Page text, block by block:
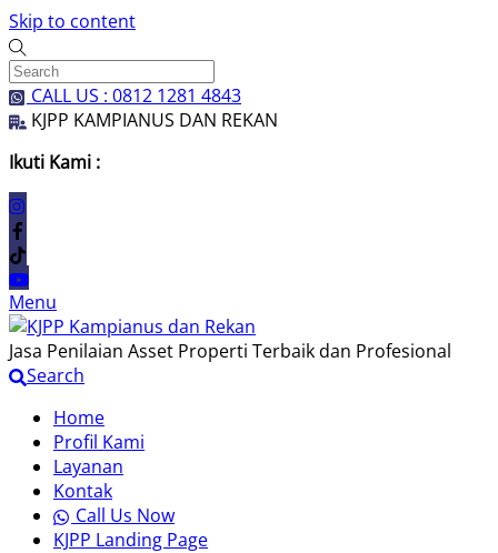
Skip to content
CALL US : 0812 1281 4843
KJPP KAMPIANUS DAN REKAN
Ikuti Kami :
Menu
Jasa Penilaian Asset Properti Terbaik dan Profesional
Search
Home
Profil Kami
Layanan
Kontak
Call Us Now
KJPP Landing Page